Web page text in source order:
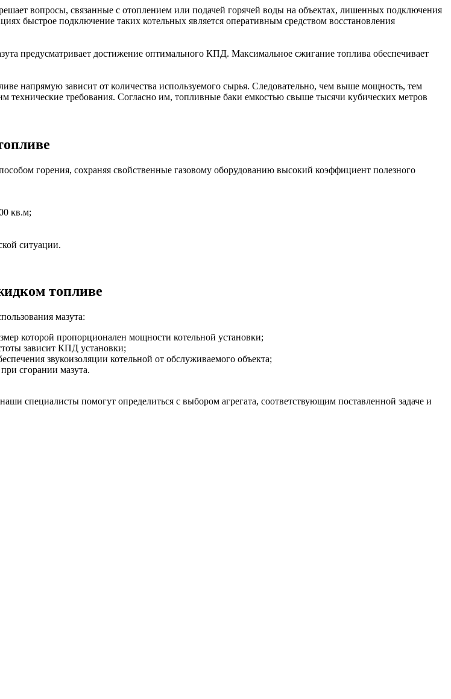
вопросы, связанные с отоплением или подачей горячей воды на объектах, лишенных подключения
быстрое подключение таких котельных является оперативным средством восстановления
предусматривает достижение оптимального КПД. Максимальное сжигание топлива обеспечивает
напрямую зависит от количества используемого сырья. Следовательно, чем выше мощность, тем
технические требования. Согласно им, топливные баки емкостью свыше тысячи кубических метров
горения, сохраняя свойственные газовому оборудованию высокий коэффициент полезного
кв.м;
ситуации.
топливе
мазута:
которой пропорционален мощности котельной установки;
зависит КПД установки;
звукоизоляции котельной от обслуживаемого объекта;
сгорании мазута.
специалисты помогут определиться с выбором агрегата, соответствующим поставленной задаче и